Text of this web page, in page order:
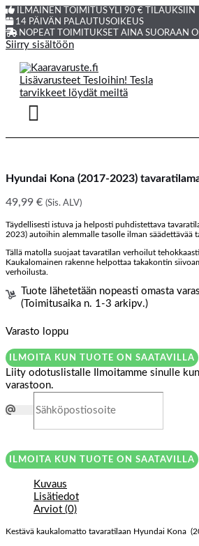
ILMAINEN TOIMITUS YLI 90 € TILAUKSIIN
14 PÄIVÄN PALAUTUSOIKEUS
NOPEAT TOIMITUKSET AINA SUORAAN
Siirry sisältöön
Hyundai Kona (2017-2023)
49,99 € (Sis. ALV)
Täydellisesti istuva ja helposti puhdistettava
2023) autoihin alemmalle tasolle ilman säädettävää
Tällä matolla suojaat tavaratilan verhoilut
Kaukalomainen rakenne helpottaa takakontin
verhoilusta.
Tuote lähetetään nopeasti omasta
(Toimitusaika n. 1-3 arkipv.)
Varasto loppu
ILMOITA KUN TUOTE ON SAATAVILLA
Liity odotuslistalle
Ilmoitamme sinulle
varastoon.
ILMOITA KUN TUOTE ON SAATAVILLA
Kuvaus
Lisätiedot
Arviot (0)
Kestävä kaukalomatto tavaratilaan Hyundai Kona